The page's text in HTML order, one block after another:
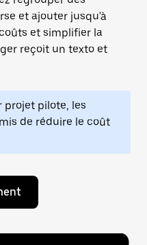
et ajouter jusqu'à
et simplifier la
reçoit un texto et
projet pilote, les
de réduire le coût